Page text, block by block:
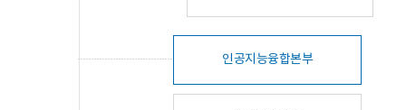
인공지능융합본부